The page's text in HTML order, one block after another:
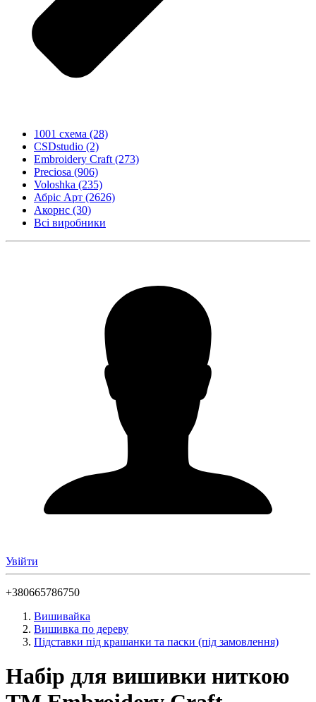
1001 схема (28)
CSDstudio (2)
Embroidery Craft (273)
Preciosa (906)
Voloshka (235)
Абріс Арт (2626)
Акорнс (30)
Всі виробники
Увійти
+380665786750
Вишивайка
Вишивка по дереву
Підставки під крашанки та паски (під замовлення)
Набір для вишивки ниткою